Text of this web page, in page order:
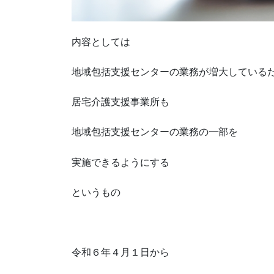
内容としては
地域包括支援センターの業務が増大している
居宅介護支援事業所も
地域包括支援センターの業務の一部を
実施できるようにする
というもの
令和６年４月１日から